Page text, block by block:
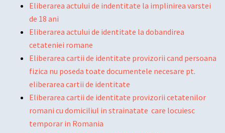
Eliberarea actului de indentitate la implinirea varstei
de 18 ani
Eliberarea actului de identitate la dobandirea
cetateniei romane
Eliberarea cartii de identitate provizorii cand persoana
fizica nu poseda toate documentele necesare pt.
eliberarea cartii de identitate
Eliberarea cartii de identitate provizorii cetatenilor
romani cu domiciliul in strainatate care locuiesc
temporar in Romania